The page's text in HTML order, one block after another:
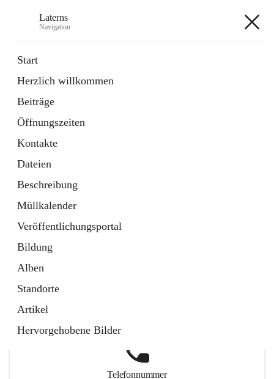
Laterns
Navigation
Start
Herzlich willkommen
Beiträge
Öffnungszeiten
Kontakte
Dateien
Beschreibung
Müllkalender
Veröffentlichungsportal
Bildung
Alben
Standorte
Artikel
Hervorgehobene Bilder
11 Schnellzugriffe
Soziales
1 Schnellzugriff
Telefonnummer